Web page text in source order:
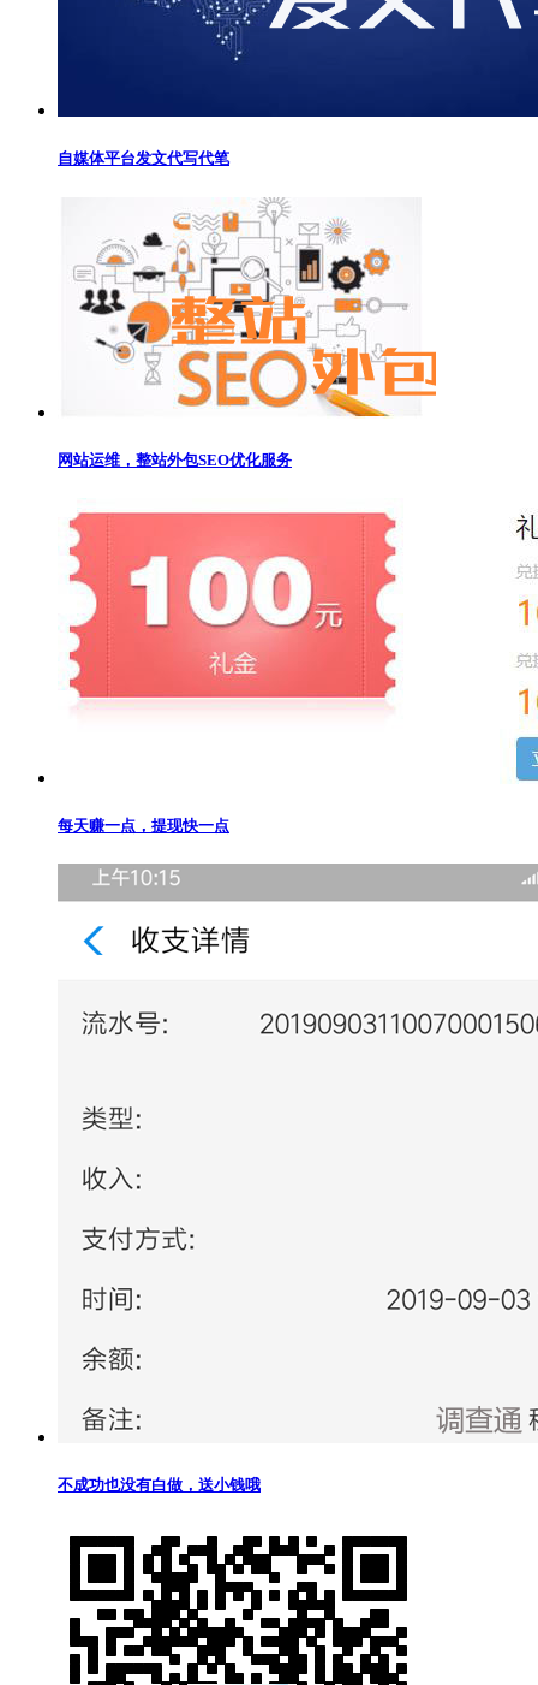
自媒体平台发文代写代笔
网站运维，整站外包SEO优化服务
每天赚一点，提现快一点
不成功也没有白做，送小钱哦